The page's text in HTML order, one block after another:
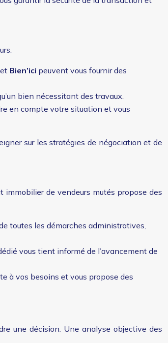
et Bien’ici peuvent vous fournir des
bien nécessitant des travaux.
en compte votre situation et vous
sur les stratégies de négociation et de
de vendeurs mutés propose des
toutes les démarches administratives,
vous tient informé de l’avancement de
à vos besoins et vous propose des
une décision. Une analyse objective des